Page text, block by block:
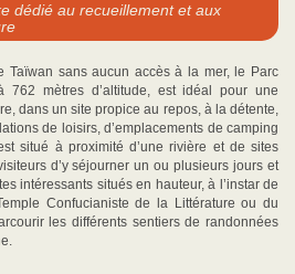
dédié au recueillement et aux
Taïwan sans aucun accès à la mer, le Parc
762 mètres d’altitude, est idéal pour une
dans un site propice au repos, à la détente,
de loisirs, d’emplacements de camping
situé à proximité d’une rivière et de sites
d’y séjourner un ou plusieurs jours et
intéressants situés en hauteur, à l’instar de
Confucianiste de la Littérature ou du
les différents sentiers de randonnées